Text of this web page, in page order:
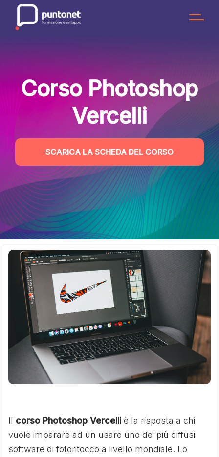
content
Corso Photoshop
Vercelli
SCARICA LA SCHEDA DEL CORSO
Il corso Photoshop Vercelli è la risposta a chi
vuole imparare ad un usare uno dei più diffusi
software di fotoritocco a livello mondiale. Lo